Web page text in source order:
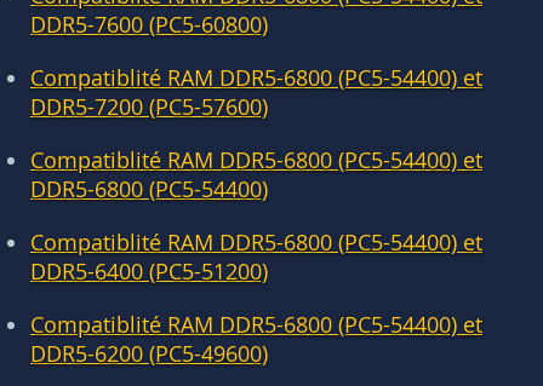
DDR5-7600 (PC5-60800)
Compatiblité RAM DDR5-6800 (PC5-54400) et
DDR5-7200 (PC5-57600)
Compatiblité RAM DDR5-6800 (PC5-54400) et
DDR5-6800 (PC5-54400)
Compatiblité RAM DDR5-6800 (PC5-54400) et
DDR5-6400 (PC5-51200)
Compatiblité RAM DDR5-6800 (PC5-54400) et
DDR5-6200 (PC5-49600)